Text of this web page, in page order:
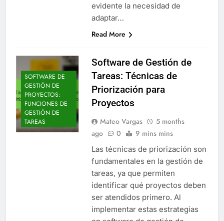
evidente la necesidad de
adaptar…
Read More
SOFTWARE DE
GESTIÓN DE
PROYECTOS:
FUNCIONES DE
GESTIÓN DE
TAREAS
Software de Gestión de
Tareas: Técnicas de
Priorización para
Proyectos
Mateo Vargas
5 months
ago
0 9 mins mins
Las técnicas de priorización son
fundamentales en la gestión de
tareas, ya que permiten
identificar qué proyectos deben
ser atendidos primero. Al
implementar estas estrategias